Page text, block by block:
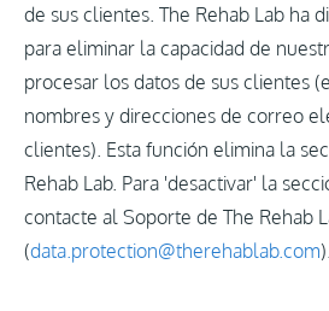
de sus clientes. The Rehab Lab ha
para eliminar la capacidad de
procesar los datos de sus clientes
nombres y direcciones de correo
clientes). Esta función elimina la
Rehab Lab. Para 'desactivar' la
contacte al Soporte de The Rehab
(data.protection@therehablab.com).